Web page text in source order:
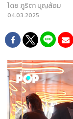
โดย ภูริตา บุญล้อม
04.03.2025